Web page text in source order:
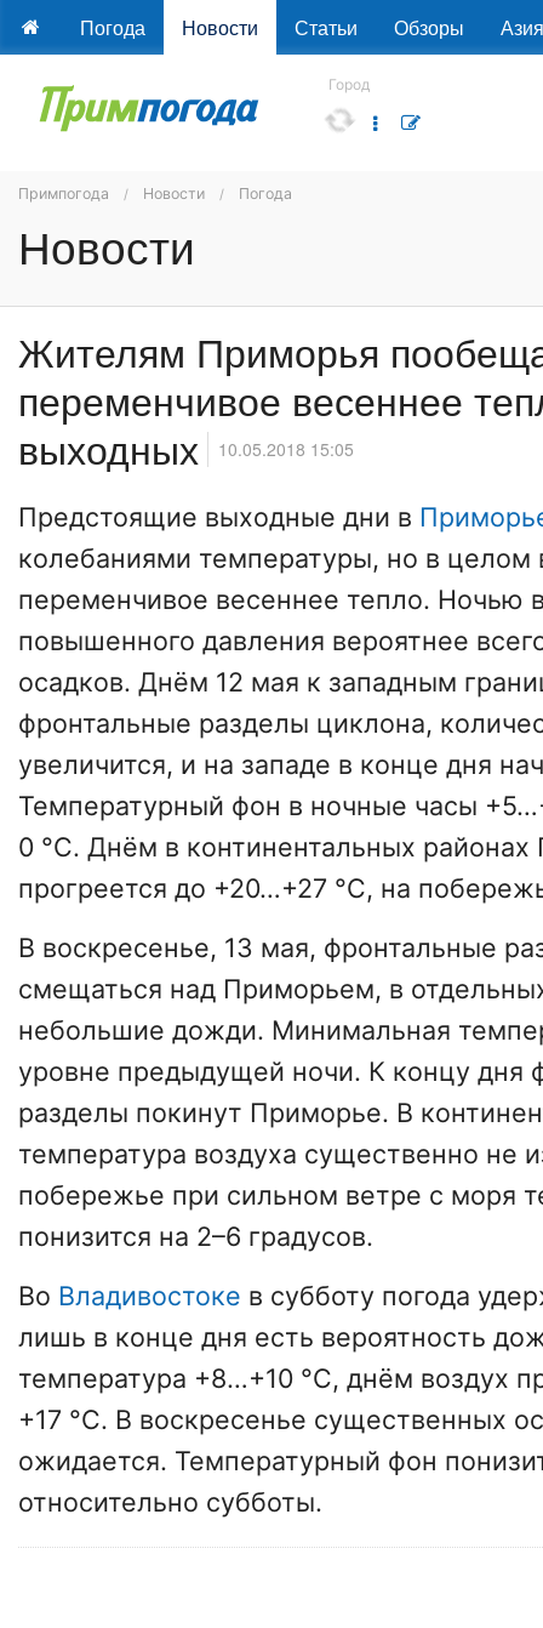
Погода Новости Статьи Обзоры Азия
Город
Примпогода Новости Погода
Новости
Жителям Приморья
переменчивое весеннее
выходных
10.05.2018 15:05
Предстоящие выходные дни в
колебаниями температуры, но в целом
переменчивое весеннее тепло. Ночью
повышенного давления вероятнее
осадков. Днём 12 мая к западным
фронтальные разделы циклона,
увеличится, и на западе в конце дня
Температурный фон в ночные часы
0 °С. Днём в континентальных районах
прогреется до +20…+27 °С, на
В воскресенье, 13 мая, фронтальные
смещаться над Приморьем, в
небольшие дожди. Минимальная
уровне предыдущей ночи. К концу дня
разделы покинут Приморье. В
температура воздуха существенно не
побережье при сильном ветре с моря
понизится на 2–6 градусов.
Во Владивостоке в субботу погода
лишь в конце дня есть вероятность
температура +8…+10 °С, днём воздух
+17 °С. В воскресенье существенных
ожидается. Температурный фон
относительно субботы.